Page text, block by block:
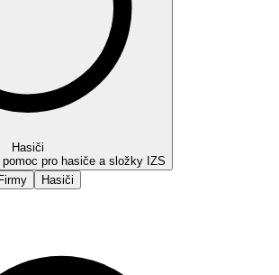
Hasiči
pro hasiče a složky IZS
Firmy Hasiči